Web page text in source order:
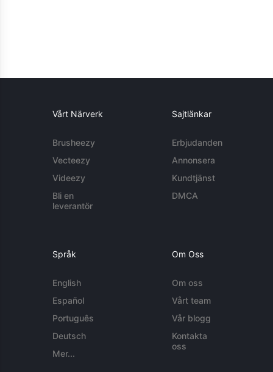
Vårt Närverk
Brusheezy
Vecteezy
Videezy
Bli en
leverantör
Sajtlänkar
Erbjudanden
Annonsera
Kundtjänst
DMCA
Språk
English
Español
Português
Deutsch
Mer...
Om Oss
Om oss
Vårt team
Vår blogg
Kontakta
oss